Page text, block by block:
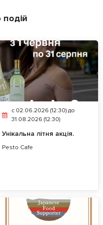
c 02.06.2026 (12:30) до
31.08.2026 (12:30)
Унікальна літня акція.
Pesto Cafe